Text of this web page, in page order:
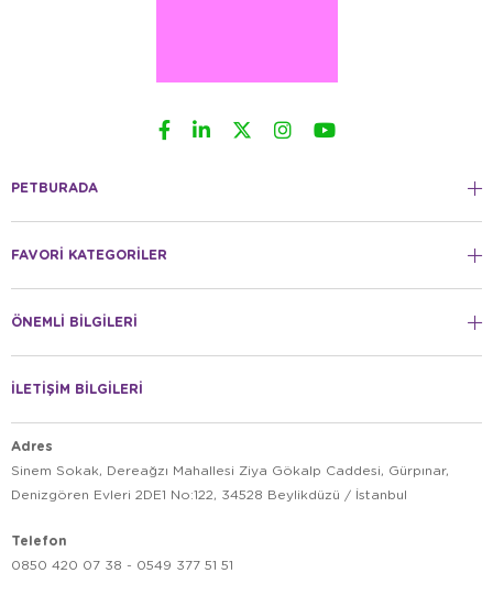
PETBURADA
FAVORİ KATEGORİLER
ÖNEMLİ BİLGİLERİ
İLETİŞİM BİLGİLERİ
Adres
Sinem Sokak, Dereağzı Mahallesi Ziya Gökalp Caddesi, Gürpınar,
Denizgören Evleri 2DE1 No:122, 34528 Beylikdüzü / İstanbul
Telefon
0850 420 07 38 - 0549 377 51 51